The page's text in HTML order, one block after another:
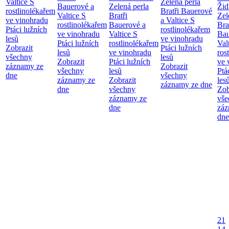
rostlinolékařem
ve vinohradu
Ptáci lužních
lesů
Zobrazit
všechny
záznamy ze
dne
Bauerové a
Valtice S
rostlinolékařem
ve vinohradu
Ptáci lužních
lesů
Zobrazit
všechny
záznamy ze
dne
Zelená perla
Bratři
Bauerové a
Valtice S
rostlinolékařem
ve vinohradu
Ptáci lužních
lesů
Zobrazit
všechny
záznamy ze
dne
Bratři Bauerové
a Valtice S
rostlinolékařem
ve vinohradu
Ptáci lužních
lesů
Zobrazit
všechny
záznamy ze dne
ve
dne
21